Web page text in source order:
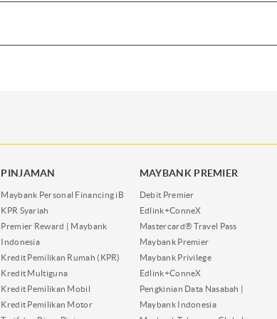
PINJAMAN
Maybank Personal Financing iB
KPR Syariah
Premier Reward | Maybank
Indonesia
Kredit Pemilikan Rumah (KPR)
Kredit Multiguna
Kredit Pemilikan Mobil
Kredit Pemilikan Motor
MAYBANK PREMIER
Debit Premier
Edlink+ConneX
Mastercard® Travel Pass
Maybank Premier
Maybank Privilege
Edlink+ConneX
Pengkinian Data Nasabah |
Maybank Indonesia